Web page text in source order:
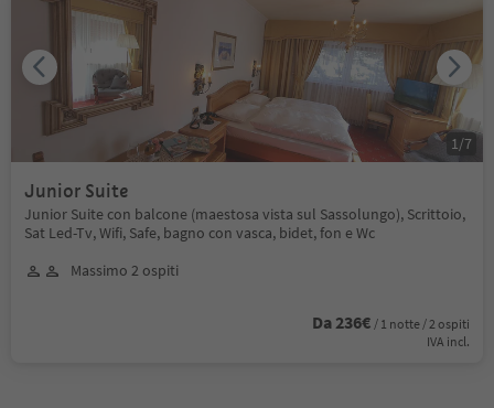
Junior Suite
Junior Suite con balcone (maestosa vista sul Sassolungo), Scrittoio,
Sat Led-Tv, Wifi, Safe, bagno con vasca, bidet, fon e Wc
Massimo 2 ospiti
Da 236€ / 1 notte / 2 ospiti
IVA incl.
1/7